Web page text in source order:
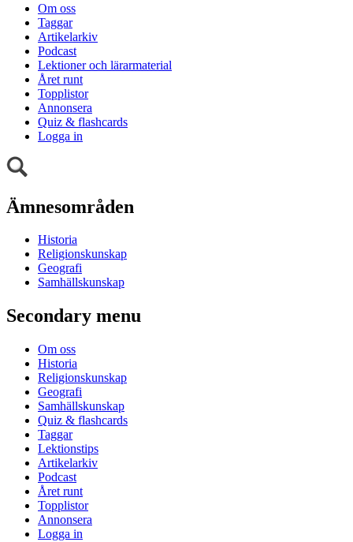
Om oss
Taggar
Artikelarkiv
Podcast
Lektioner och lärarmaterial
Året runt
Topplistor
Annonsera
Quiz & flashcards
Logga in
Ämnesområden
Historia
Religionskunskap
Geografi
Samhällskunskap
Secondary menu
Om oss
Historia
Religionskunskap
Geografi
Samhällskunskap
Quiz & flashcards
Taggar
Lektionstips
Artikelarkiv
Podcast
Året runt
Topplistor
Annonsera
Logga in